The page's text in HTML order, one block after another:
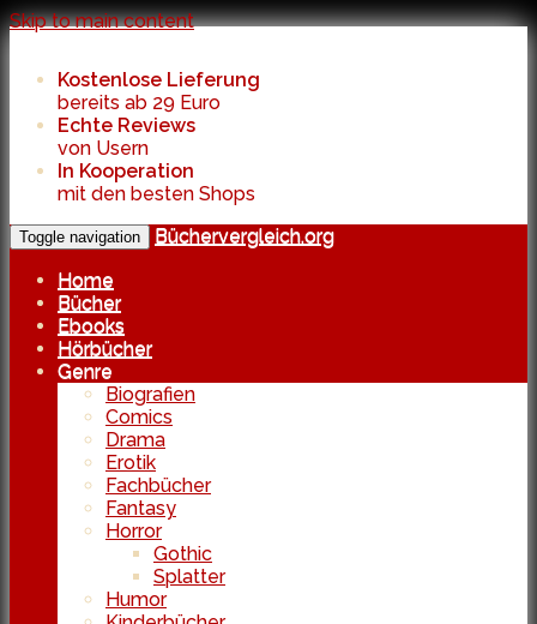
Skip to main content
Kostenlose Lieferung
bereits ab 29 Euro
Echte Reviews
von Usern
In Kooperation
mit den besten Shops
Toggle navigation
Büchervergleich.org
Home
Bücher
Ebooks
Hörbücher
Genre
Biografien
Comics
Drama
Erotik
Fachbücher
Fantasy
Horror
Gothic
Splatter
Humor